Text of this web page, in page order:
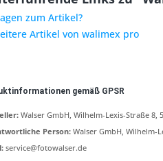
zum Artikel?
Artikel von walimex pro
gemäß GPSR
Walser GmbH, Wilhelm-Lexis-Straße 8,
Person: Walser GmbH, Wilhelm-
service@fotowalser.de